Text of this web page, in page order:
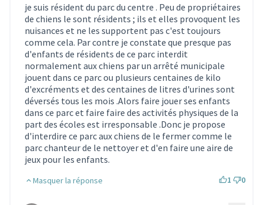
je suis résident du parc du centre . Peu de propriétaires
de chiens le sont résidents ; ils et elles provoquent les
nuisances et ne les supportent pas c'est toujours
comme cela. Par contre je constate que presque pas
d'enfants de résidents de ce parc interdit
normalement aux chiens par un arrêté municipale
jouent dans ce parc ou plusieurs centaines de kilo
d'excréments et des centaines de litres d'urines sont
déversés tous les mois .Alors faire jouer ses enfants
dans ce parc et faire faire des activités physiques de la
part des écoles est irresponsable .Donc je propose
d'interdire ce parc aux chiens de le fermer comme le
parc chanteur de le nettoyer et d'en faire une aire de
jeux pour les enfants.
Masquer la réponse 1 0